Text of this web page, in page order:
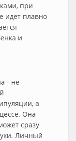
при
идет плавно
и
- не
а
Она
сразу
Личный